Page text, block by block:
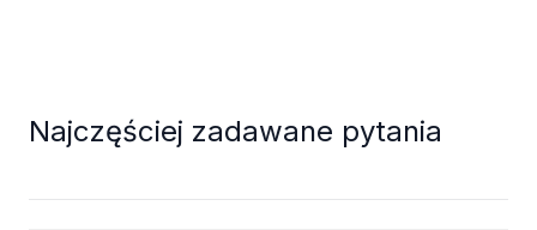
Najczęściej zadawane pytania